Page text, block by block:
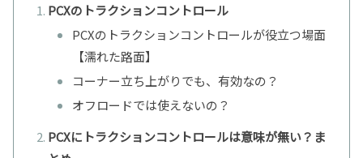
PCXのトラクションコントロール
PCXのトラクションコントロールが役立つ場面
【濡れた路面】
コーナー立ち上がりでも、有効なの？
オフロードでは使えないの？
PCXにトラクションコントロールは意味が無い？ま